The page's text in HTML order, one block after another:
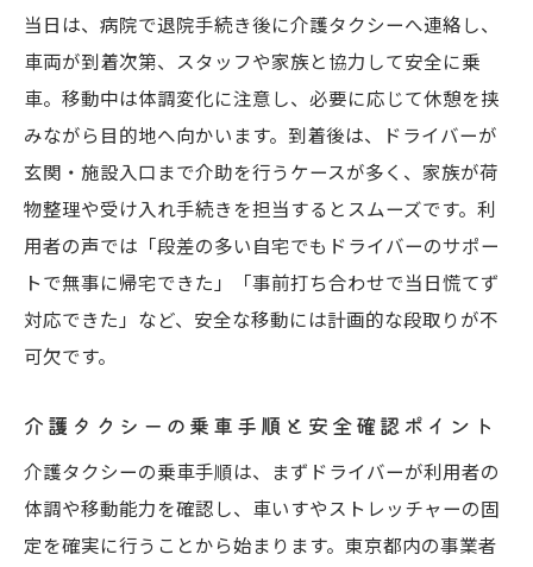
当日は、病院で退院手続き後に介護タクシーへ連絡し、
車両が到着次第、スタッフや家族と協力して安全に乗
車。移動中は体調変化に注意し、必要に応じて休憩を挟
みながら目的地へ向かいます。到着後は、ドライバーが
玄関・施設入口まで介助を行うケースが多く、家族が荷
物整理や受け入れ手続きを担当するとスムーズです。利
用者の声では「段差の多い自宅でもドライバーのサポー
トで無事に帰宅できた」「事前打ち合わせで当日慌てず
対応できた」など、安全な移動には計画的な段取りが不
可欠です。
介護タクシーの乗車手順と安全確認ポイント
介護タクシーの乗車手順は、まずドライバーが利用者の
体調や移動能力を確認し、車いすやストレッチャーの固
定を確実に行うことから始まります。東京都内の事業者